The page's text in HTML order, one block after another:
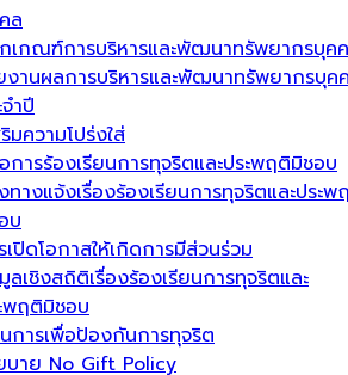
ล
เกณฑ์การบริหารและพัฒนาทรัพยากรบุค
งานผลการบริหารและพัฒนาทรัพยากรบุค
ำปี
มความโปร่งใส่
การร้องเรียนการทุจริตและประพฤติมิชอบ
ทางแจ้งเรื่องร้องเรียนการทุจริตและประพ
บ
เปิดโอกาสให้เกิดการมีส่วนร่วม
ลเชิงสถิติเรื่องร้องเรียนการทุจริตและ
พฤติมิชอบ
การเพื่อป้องกันการทุจริต
บาย No Gift Policy